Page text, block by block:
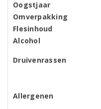
Oogstjaar
Omverpakking
Flesinhoud
Alcohol
Druivenrassen
Allergenen